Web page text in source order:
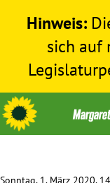
Hinweis:
sich auf
Sonntag, 1. März 2020,